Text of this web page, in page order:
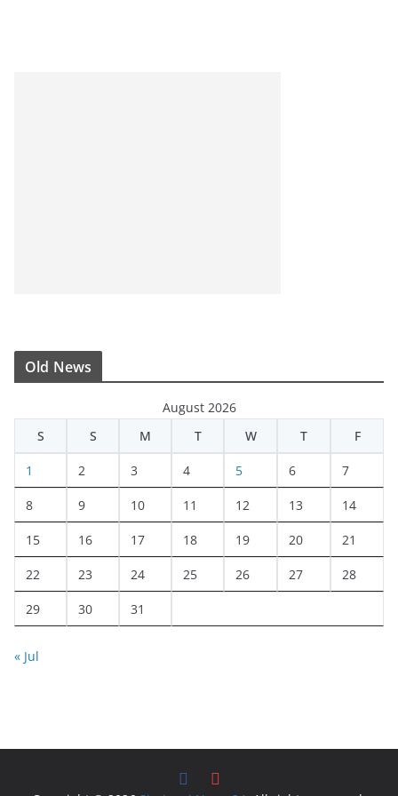
Old News
August 2026
S
S M T W T F
1 2 3 4 5 6 7
8 9 10 11 12 13 14
15 16 17 18 19 20 21
22 23 24 25 26 27 28
29 30 31
« Jul